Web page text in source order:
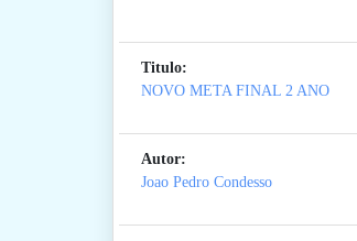
Titulo:
NOVO META FINAL 2 ANO
Autor:
Joao Pedro Condesso